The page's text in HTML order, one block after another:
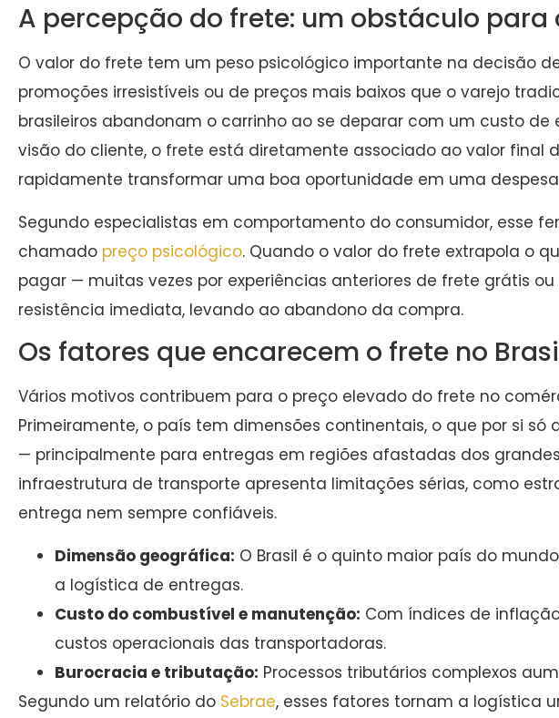
A percepção do frete: um obstáculo para
O valor do frete tem um peso psicológico importante na decisão
promoções irresistíveis ou de preços mais baixos que o varejo
brasileiros abandonam o carrinho ao se deparar com um custo de
visão do cliente, o frete está diretamente associado ao valor final
rapidamente transformar uma boa oportunidade em uma
Segundo especialistas em comportamento do consumidor, esse
chamado preço psicológico. Quando o valor do frete extrapola o
pagar — muitas vezes por experiências anteriores de frete grátis
resistência imediata, levando ao abandono da compra.
Os fatores que encarecem o frete no
Vários motivos contribuem para o preço elevado do frete no
Primeiramente, o país tem dimensões continentais, o que por si
— principalmente para entregas em regiões afastadas dos
infraestrutura de transporte apresenta limitações sérias, como
entrega nem sempre confiáveis.
Dimensão geográfica: O Brasil é o quinto maior país do
a logística de entregas.
Custo do combustível e manutenção: Com índices de
custos operacionais das transportadoras.
Burocracia e tributação: Processos tributários complexos
Segundo um relatório do Sebrae, esses fatores tornam a logística